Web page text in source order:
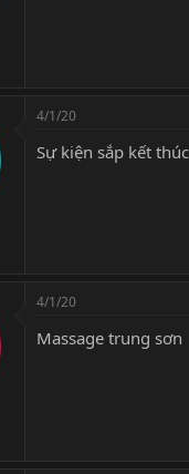
4/1/20
Sự kiện sắp kết
4/1/20
Massage trung sơn